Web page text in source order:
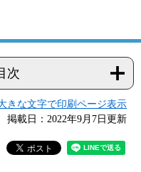
次
きな文字で印刷ページ表示
掲載日：2022年9月7日更新